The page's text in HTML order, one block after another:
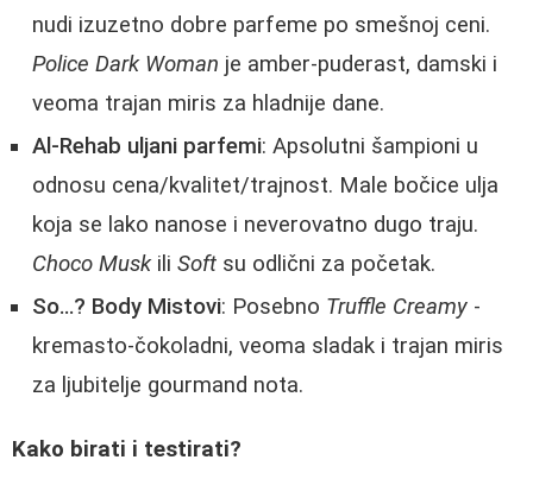
nudi izuzetno dobre parfeme po smešnoj ceni.
Police Dark Woman je amber-puderast, damski i
veoma trajan miris za hladnije dane.
Al-Rehab uljani parfemi: Apsolutni šampioni u
odnosu cena/kvalitet/trajnost. Male bočice ulja
koja se lako nanose i neverovatno dugo traju.
Choco Muskili Soft su odlični za početak.
So…? Body Mistovi: Posebno Truffle Creamy -
kremasto-čokoladni, veoma sladak i trajan miris
za ljubitelje gourmand nota.
Kako birati i testirati?